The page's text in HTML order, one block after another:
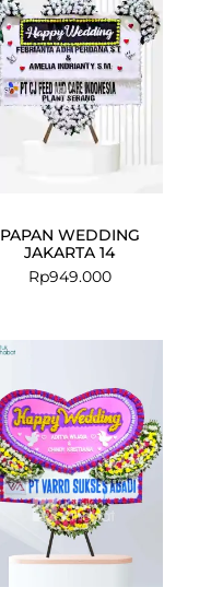
PAPAN WEDDING
JAKARTA 14
Rp949.000
was:
is:
Rp1.549.000.